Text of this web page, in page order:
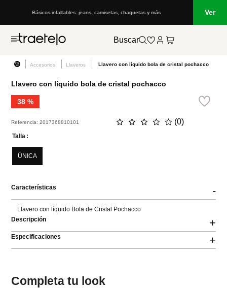
Básicos infaltables: jeans, camisetas, chaquetas y más Ver
Buscar
Accesorios Llaveros Llavero con líquido bola de cristal pochacco
Llavero con líquido bola de cristal pochacco
38 %
Referencia:2017368810101 ☆ ☆ ☆ ☆ ☆ (0)
Talla
ÚNICA
Características -
Llavero con líquido Bola de Cristal Pochacco
Descripción
+
Especificaciones +
Completa tu look